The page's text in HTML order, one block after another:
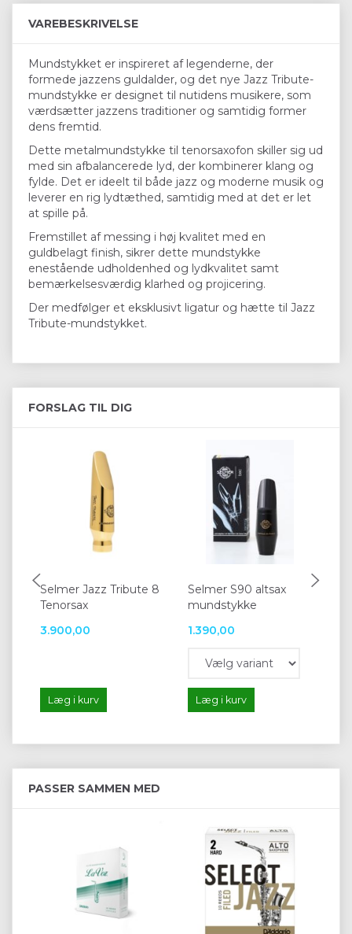
VAREBESKRIVELSE
Mundstykket er inspireret af legenderne, der
formede jazzens guldalder, og det nye Jazz Tribute-
mundstykke er designet til nutidens musikere, som
værdsætter jazzens traditioner og samtidig former
dens fremtid.
Dette metalmundstykke til tenorsaxofon skiller sig ud
med sin afbalancerede lyd, der kombinerer klang og
fylde. Det er ideelt til både jazz og moderne musik og
leverer en rig lydtæthed, samtidig med at det er let
at spille på.
Fremstillet af messing i høj kvalitet med en
guldbelagt finish, sikrer dette mundstykke
enestående udholdenhed og lydkvalitet samt
bemærkelsesværdig klarhed og projicering.
Der medfølger et eksklusivt ligatur og hætte til Jazz
Tribute-mundstykket.
FORSLAG TIL DIG
Selmer Jazz Tribute 8
Tenorsax
3.900,00
Læg i kurv
Selmer S90 altsax
mundstykke
1.390,00
Læg i kurv
PASSER SAMMEN MED